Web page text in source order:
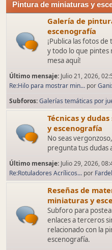
Pintura de miniaturas y
Galería de
escenografía
¡Publica las fotos
y todo lo que pintes
mesa aquí!
Último mensaje: Julio 21, 2026,
Re:Hilo para mostrar min... por
Subforos Galerías temáticas por
Técnicas y
y escenografía
No seas
pregunta tus dudas
Último mensaje: Julio 29, 2026,
Re:Rotuladores Acrílicos... por
Reseñas de
miniaturas y
Subforo para
enlaces a terceros
relacionado con la
escenografía.